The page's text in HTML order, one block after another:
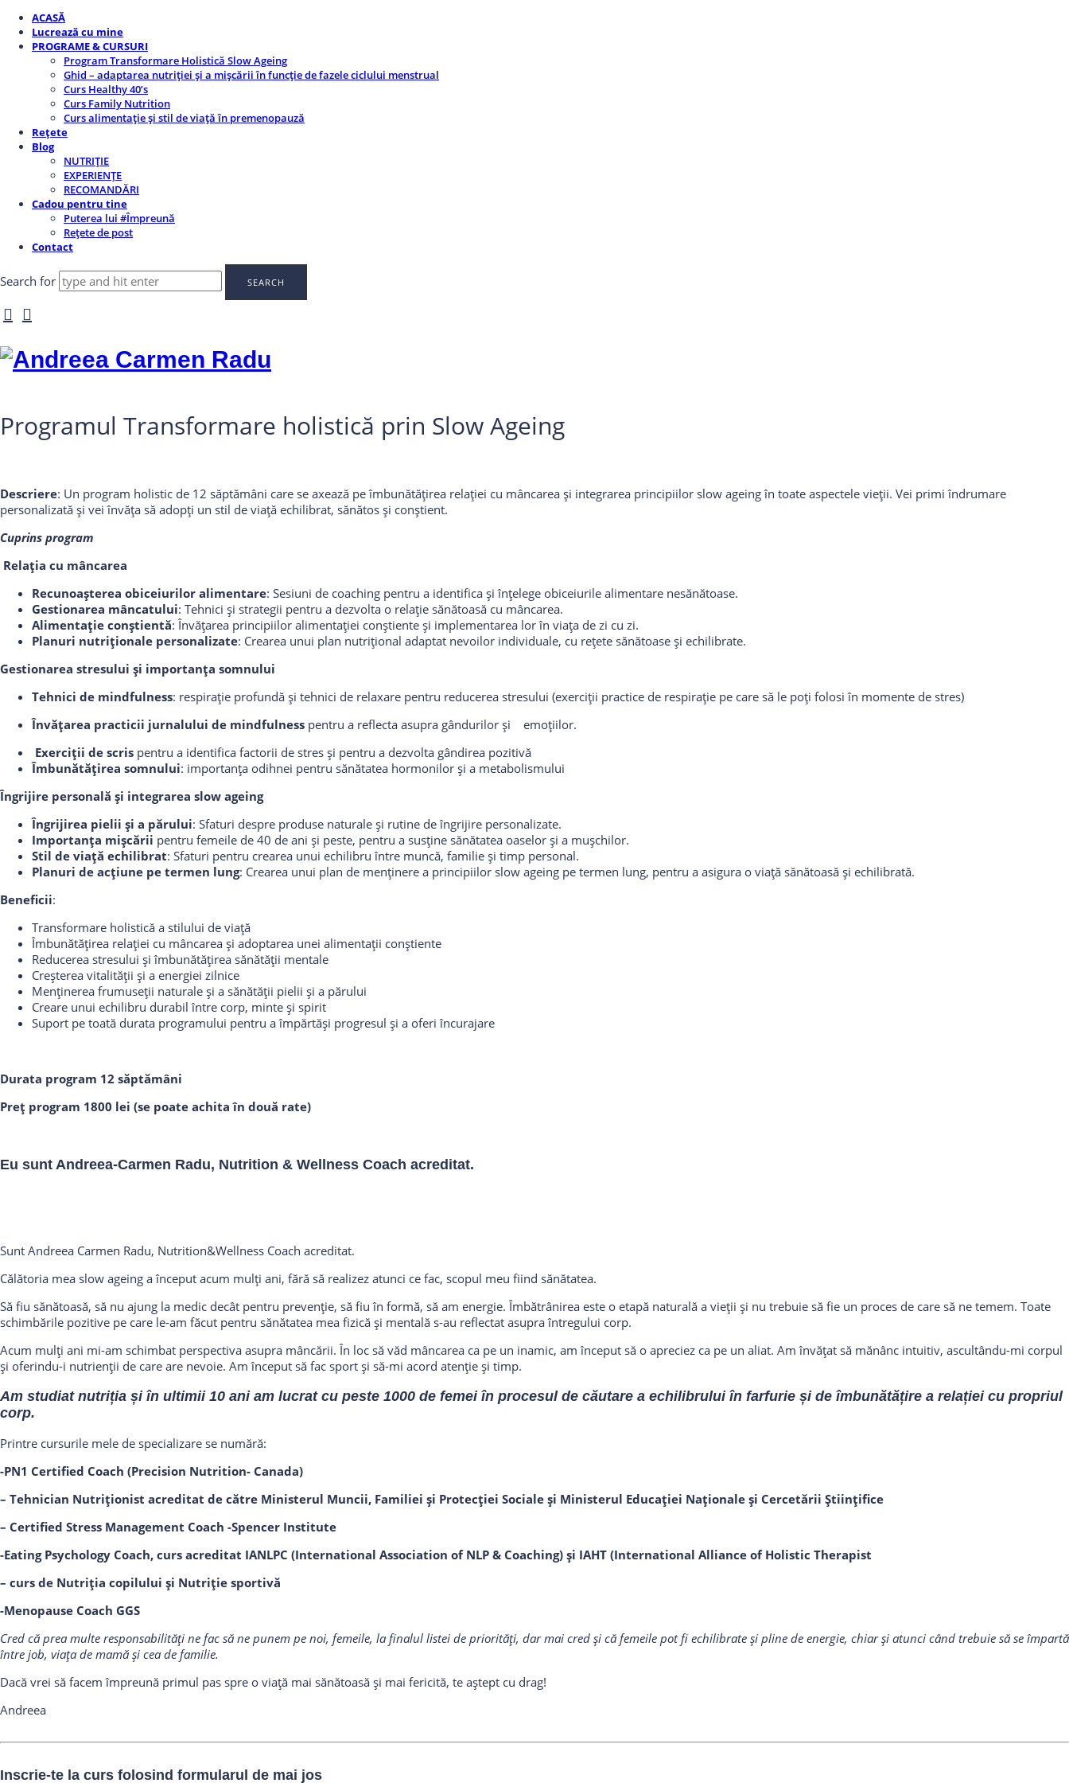
ACASĂ
Lucrează cu mine
PROGRAME & CURSURI
Program Transformare Holistică Slow Ageing
Ghid – adaptarea nutriției și a mișcării în funcție de fazele ciclului menstrual
Curs Healthy 40’s
Curs Family Nutrition
Curs alimentație și stil de viață în premenopauză
Rețete
Blog
NUTRIȚIE
EXPERIENȚE
RECOMANDĂRI
Cadou pentru tine
Puterea lui #Împreună
Rețete de post
Contact
Search for
Andreea
Radu
Programul Transformare holistică prin Slow Ageing
Descriere: Un program holistic de 12 săptămâni care se axează pe îmbunătățirea relației cu mâncarea și integrarea principiilor slow ageing în toate aspectele vieții. Vei primi îndrumare
personalizată și vei învăța să adopți un stil de viață echilibrat, sănătos și conștient.
Cuprins program
Relația cu mâncarea
Recunoașterea obiceiurilor alimentare: Sesiuni de coaching pentru a identifica și înțelege obiceiurile alimentare nesănătoase.
Gestionarea mâncatului: Tehnici și strategii pentru a dezvolta o relație sănătoasă cu mâncarea.
Alimentație conștientă: Învățarea principiilor alimentației conștiente și implementarea lor în viața de zi cu zi.
Planuri nutriționale personalizate: Crearea unui plan nutrițional adaptat nevoilor individuale, cu rețete sănătoase și echilibrate.
Gestionarea stresului și importanța somnului
Tehnici de mindfulness: respirație profundă și tehnici de relaxare pentru reducerea stresului (exerciții practice de respirație pe care să le poți folosi în momente de stres)
Învățarea practicii jurnalului de mindfulness pentru a reflecta asupra gândurilor și emoțiilor.
Exerciții de scris pentru a identifica factorii de stres și pentru a dezvolta gândirea pozitivă
Îmbunătățirea somnului: importanța odihnei pentru sănătatea hormonilor și a metabolismului
Îngrijire personală și integrarea slow ageing
Îngrijirea pielii și a părului: Sfaturi despre produse naturale și rutine de îngrijire personalizate.
Importanța mișcării pentru femeile de 40 de ani și peste, pentru a susține sănătatea oaselor și a mușchilor.
Stil de viață echilibrat: Sfaturi pentru crearea unui echilibru între muncă, familie și timp personal.
Planuri de acțiune pe termen lung: Crearea unui plan de menținere a principiilor slow ageing pe termen lung, pentru a asigura o viață sănătoasă și echilibrată.
Beneficii:
Transformare holistică a stilului de viață
Îmbunătățirea relației cu mâncarea și adoptarea unei alimentații conștiente
Reducerea stresului și îmbunătățirea sănătății mentale
Creșterea vitalității și a energiei zilnice
Menținerea frumuseții naturale și a sănătății pielii și a părului
Creare unui echilibru durabil între corp, minte și spirit
Suport pe toată durata programului pentru a împărtăși progresul și a oferi încurajare
Durata program 12 săptămâni
Preț program 1800 lei (se poate achita în două rate)
Eu sunt Andreea-Carmen Radu, Nutrition & Wellness Coach acreditat.
Sunt Andreea Carmen Radu, Nutrition&Wellness Coach acreditat.
Călătoria mea slow ageing a început acum mulți ani, fără să realizez atunci ce fac, scopul meu fiind sănătatea.
Să fiu sănătoasă, să nu ajung la medic decât pentru prevenție, să fiu în formă, să am energie. Îmbătrânirea este o etapă naturală a vieții și nu trebuie să fie un proces de care să ne temem. Toate
schimbările pozitive pe care le-am făcut pentru sănătatea mea fizică și mentală s-au reflectat asupra întregului corp.
Acum mulți ani mi-am schimbat perspectiva asupra mâncării. În loc să văd mâncarea ca pe un inamic, am început să o apreciez ca pe un aliat. Am învățat să mănânc intuitiv, ascultându-mi corpul
și oferindu-i nutrienții de care are nevoie. Am început să fac sport și să-mi acord atenție și timp.
Am studiat nutriția și în ultimii 10 ani am lucrat cu peste 1000 de femei în procesul de căutare a echilibrului în farfurie și de îmbunătățire a relației cu propriul
corp.
Printre cursurile mele de specializare se numără:
-PN1 Certified Coach (Precision Nutrition- Canada)
– Tehnician Nutriționist acreditat de către Ministerul Muncii, Familiei și Protecției Sociale și Ministerul Educației Naționale și Cercetării Științifice
– Certified Stress Management Coach -Spencer Institute
-Eating Psychology Coach, curs acreditat IANLPC (International Association of NLP & Coaching) și IAHT (International Alliance of Holistic Therapist
– curs de Nutriția copilului și Nutriție sportivă
-Menopause Coach GGS
Cred că prea multe responsabilități ne fac să ne punem pe noi, femeile, la finalul listei de priorități, dar mai cred și că femeile pot fi echilibrate și pline de energie, chiar și atunci când trebuie să se împartă
între job, viața de mamă și cea de familie.
Dacă vrei să facem împreună primul pas spre o viață mai sănătoasă și mai fericită, te aștept cu drag!
Andreea
Inscrie-te la curs folosind formularul de mai jos